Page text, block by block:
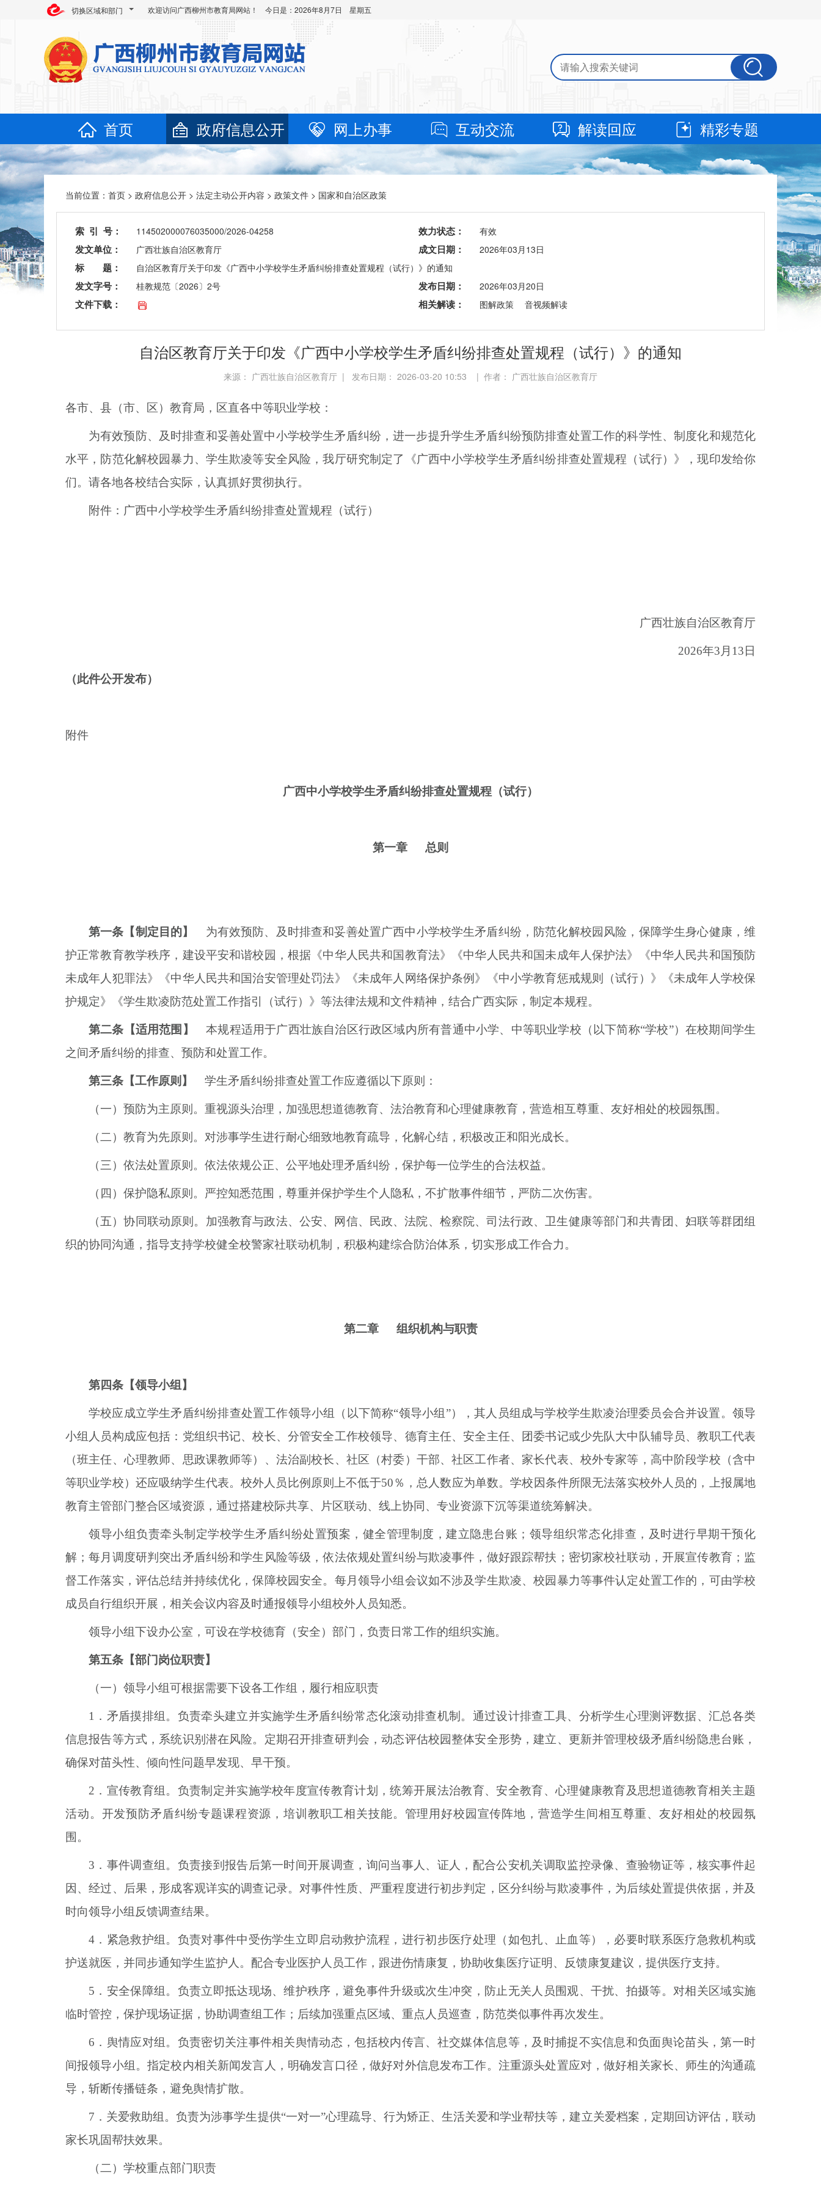
切换区域和部门 欢迎访问广西柳州市教育局网站！ 今日是： 2026年8月7日 星期五
首页 政府信息公开 网上办事 互动交流 解读回应 精彩专题
当前位置： 首页 > 政府信息公开 > 法定主动公开内容 > 政策文件 > 国家和自治区政策
索 引 号： 114502000076035000/2026-04258 效力状态： 有效
发文单位： 广西壮族自治区教育厅 成文日期： 2026年03月13日
标 题： 自治区教育厅关于印发《广西中小学校学生矛盾纠纷排查处置规程（试行）》的通知
发文字号： 桂教规范〔2026〕2号 发布日期： 2026年03月20日
文件下载： 相关解读： 图解政策 音视频解读
自治区教育厅关于印发《广西中小学校学生矛盾纠纷排查处置规程（试行）》的通知
来源： 广西壮族自治区教育厅 | 发布日期： 2026-03-20 10:53 | 作者： 广西壮族自治区教育厅
各市、县（市、区）教育局，区直各中等职业学校：
为有效预防、及时排查和妥善处置中小学校学生矛盾纠纷，进一步提升学生矛盾纠纷预防排查处置工作的科学性、制度化和规范化
水平，防范化解校园暴力、学生欺凌等安全风险，我厅研究制定了《广西中小学校学生矛盾纠纷排查处置规程（试行）》，现印发给你
们。请各地各校结合实际，认真抓好贯彻执行。
附件：广西中小学校学生矛盾纠纷排查处置规程（试行）
广西壮族自治区教育厅
2026年3月 13 日
（此件公开发布）
附件
广西中小学校学生矛盾纠纷排查处置规程 （试行）
第一章 总则
第一条【制定目的】
为有效预防、及时排查和妥善处置广西中小学校学生矛盾纠纷，防范化解校园风险，保障学生身心健康，维
护正常教育教学秩序，建设平安和谐校园，根据《中华人民共和国教育法》《中华人民共和国未成年人保护法》《中华人民共和国预防
未成年人犯罪法》《中华人民共和国治安管理处罚法》《未成年人网络保护条例》《中小学教育惩戒规则（试行）》《未成年人学校保
护规定》《学生欺凌防范处置工作指引（试行）》等法律法规和文件精神，结合广西实际，制定本规程。
第二条【适用范围】
本规程适用于广西壮族自治区行政区域内所有普通中小学、中等职业学校（以下简称“学校”）在校期间学生
之间矛盾纠纷的排查、预防和处置工作。
第三条【工作原则】 学生矛盾纠纷排查处置工作应遵循以下原则：
（一）预防为主原则。重视源头治理，加强思想道德教育、法治教育和心理健康教育，营造相互尊重、友好相处的校园氛围。
（二）教育为先原则。对涉事学生进行耐心细致地教育疏导，化解心结，积极改正和阳光成长。
（三）依法处置原则。依法依规公正、公平地处理矛盾纠纷，保护每一位学生的合法权益。
（四）保护隐私原则。严控知悉范围，尊重并保护学生个人隐私，不扩散事件细节，严防二次伤害。
（五）协同联动原则。加强教育与政法、公安、网信、民政、法院、检察院、司法行政、卫生健康等部门和共青团、妇联等群团组
织的协同沟通，指导支持学校健全校警家社联动机制，积极构建综合防治体系，切实形成工作合力。
第二章 组织机构与职责
第四条【领导小组】
学校应成立学生矛盾纠纷排查处置工作领导小组（以下简称“领导小组”），其人员组成与学校学生欺凌治理委员会合并设置。领导
小组人员构成应包括：党组织书记、校长、分管安全工作校领导、德育主任、安全主任、团委书记或少先队大中队辅导员、教职工代表
（班主任、心理教师、思政课教师等）、法治副校长、社区（村委）干部、社区工作者、家长代表、校外专家等，高中阶段学校（含中
等职业学校）还应吸纳学生代表。校外人员比例原则上不低于50％ ，总人数应为单数。学校因条件所限无法落实校外人员的，上报属地
教育主管部门整合区域资源，通过搭建校际共享、片区联动、线上协同、专业资源下沉等渠道统筹解决。
领导小组负责牵头制定学校学生矛盾纠纷处置预案，健全管理制度，建立隐患台账；领导组织常态化排查，及时进行早期干预化
解；每月调度研判突出矛盾纠纷和学生风险等级，依法依规处置纠纷与欺凌事件，做好跟踪帮扶；密切家校社联动，开展宣传教育；监
督工作落实，评估总结并持续优化，保障校园安全。每月领导小组会议如不涉及学生欺凌、校园暴力等事件认定处置工作的，可由学校
成员自行组织开展，相关会议内容及时通报领导小组校外人员知悉。
领导小组下设办公室，可设在学校德育（安全）部门，负责日常工作的组织实施。
第五条【部门岗位职责】
（一）领导小组可根据需要下设各工作组，履行相应职责
1 ． 矛盾摸排组。负责牵头建立并实施学生矛盾纠纷常态化滚动排查机制。通过设计排查工具、分析学生心理测评数据、汇总各类
信息报告等方式，系统识别潜在风险。定期召开排查研判会，动态评估校园整体安全形势，建立、更新并管理校级矛盾纠纷隐患台账，
确保对苗头性、倾向性问题早发现、早干预。
2 ． 宣传教育组。负责制定并实施学校年度宣传教育计划，统筹开展法治教育、安全教育、心理健康教育及思想道德教育相关主题
活动。开发预防矛盾纠纷专题课程资源，培训教职工相关技能。管理用好校园宣传阵地，营造学生间相互尊重、友好相处的校园氛
围。
3 ． 事件调查组。负责接到报告后第一时间开展调查，询问当事人、证人，配合公安机关调取监控录像、查验物证等，核实事件起
因、经过、后果，形成客观详实的调查记录。对事件性质、严重程度进行初步判定，区分纠纷与欺凌事件，为后续处置提供依据，并及
时向领导小组反馈调查结果。
4 ． 紧急救护组。负责对事件中受伤学生立即启动救护流程，进行初步医疗处理（如包扎、止血等），必要时联系医疗急救机构或
护送就医，并同步通知学生监护人。配合专业医护人员工作，跟进伤情康复，协助收集医疗证明、反馈康复建议，提供医疗支持。
5 ． 安全保障组。负责立即抵达现场、维护秩序，避免事件升级或次生冲突，防止无关人员围观、干扰、拍摄等。对相关区域实施
临时管控，保护现场证据，协助调查组工作；后续加强重点区域、重点人员巡查，防范类似事件再次发生。
6 ． 舆情应对组。负责密切关注事件相关舆情动态，包括校内传言、社交媒体信息等，及时捕捉不实信息和负面舆论苗头，第一时
间报领导小组。指定校内相关新闻发言人，明确发言口径，做好对外信息发布工作。注重源头处置应对，做好相关家长、师生的沟通疏
导，斩断传播链条，避免舆情扩散。
7 ． 关爱救助组。负责为涉事学生提供“一对一”心理疏导、行为矫正、生活关爱和学业帮扶等，建立关爱档案，定期回访评估，联动
家长巩固帮扶效果。
（二）学校重点部门职责